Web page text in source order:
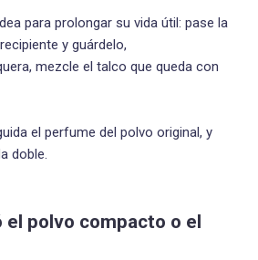
para prolongar su vida útil: pase la
y guárdelo,
mezcle el talco que queda con
el perfume del polvo original, y
doble.
el polvo compacto o el